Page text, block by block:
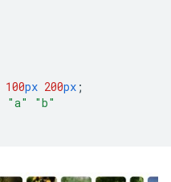
100px 200px ;
"a"
"b"